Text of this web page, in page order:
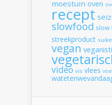
moestuin oven
recept
slowfood slow
streekproduct
vegan
video vis vlees